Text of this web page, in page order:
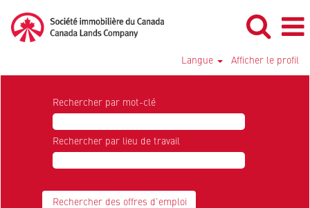
Langue Afficher le profil
Rechercher par mot-clé
Rechercher par lieu de travail